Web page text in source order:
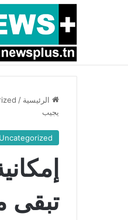
أخبار عاجلة بسبب
الرئيسية /
يجيب
Uncategorized